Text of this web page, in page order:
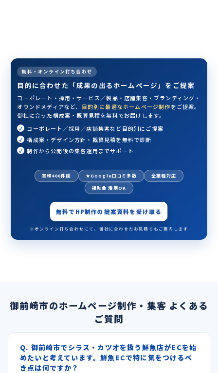
無料・オンライン打ち合わせ
目的に合わせた「成果の出るホームページ」をご提案
コーポレート・採用・サービス／製品・店舗集客・ブランディング・
オウンドメディアなど、 目的別に最適なホームページ制作をご提案。
御社に合った構成案・概算見積を無料でお届けします。
コーポレート／採用／店舗集客など目的別にご提案
構成案・デザイン方針・概算見積を無料で診断
制作から公開後の集客運用までサポート
実績400件超 ★Google口コミ多数
全業種対応
補助金 活用OK
無料でHP制作の提案資料を受け取る
※オンライン打ち合わせにて、御社に合わせたお見積りもご案内します
御前崎市のホームページ制作・集客 よくある
ご質問
Q. 御前崎市でシラス・カツオを扱う鮮魚店がECを始
めたいと考えています。鮮魚ECで特に気をつけるべ
き点は何ですか？